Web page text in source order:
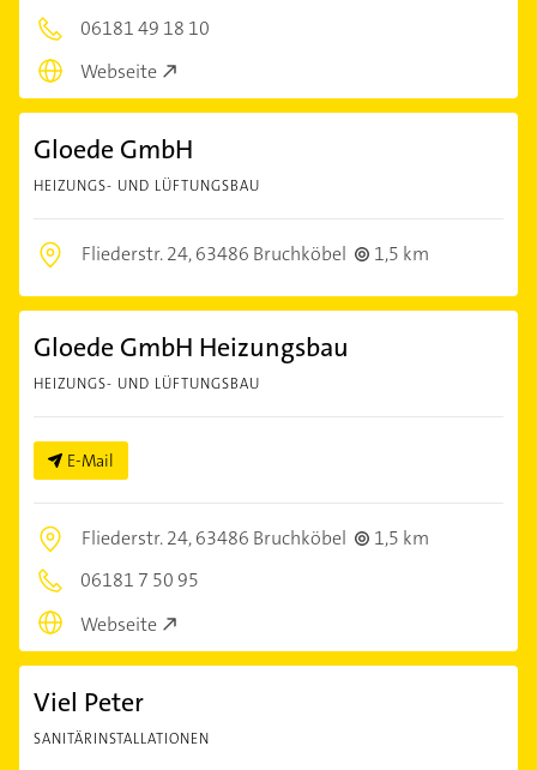
06181 49 18 10
Webseite
Gloede GmbH
HEIZUNGS- UND LÜFTUNGSBAU
Fliederstr. 24,63486 Bruchköbel 1,5 km
Gloede GmbH Heizungsbau
HEIZUNGS- UND LÜFTUNGSBAU
E-Mail
Fliederstr. 24,63486 Bruchköbel
1,5 km
06181 7 50 95
Webseite
Viel Peter
SANITÄRINSTALLATIONEN